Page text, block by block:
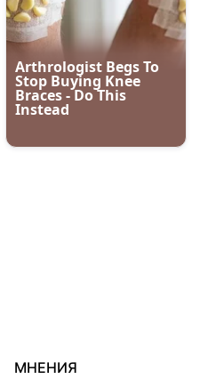
МНЕНИЯ